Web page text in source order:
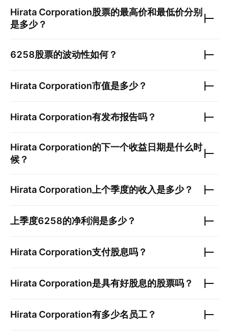
Hirata Corporation股票的最高价和最低价分别
是多少？
6258股票的波动性如何？
Hirata Corporation市值是多少？
Hirata Corporation有发布报告吗？
Hirata Corporation的下一个收益日期是什么时
候？
Hirata Corporation 上个季度的收入是多少？
上季度6258的净利润是多少？
Hirata Corporation支付股息吗？
Hirata Corporation是具有好股息的股票吗？
Hirata Corporation有多少名员工？